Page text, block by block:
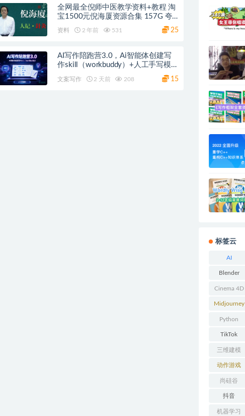
全网最全倪师中医教学资料+教程 淘
宝1500元倪海厦资源合集 157G 夸
资料 2 年前 531 25
AI写作陪跑营3.0，Ai智能体创建写
作skill（workbuddy）+人工手写模式
文案写作 2 天前 208 15
标签云
AI
Blender
Cinema 4D
Midjourney
Python
TikTok
三维建模
动作游戏
ACT
尚硅谷
抖音
机器学习